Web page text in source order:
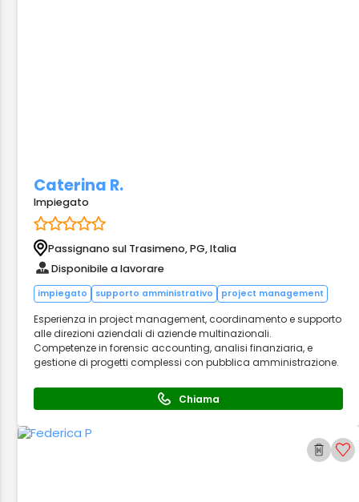
Caterina R.
Impiegato
Passignano sul Trasimeno, PG, Italia
Disponibile a lavorare
impiegato supporto amministrativo project management
Esperienza in project management, coordinamento e supporto
alle direzioni aziendali di aziende multinazionali.
Competenze in forensic accounting, analisi finanziaria, e
gestione di progetti complessi con pubblica amministrazione.
Chiama